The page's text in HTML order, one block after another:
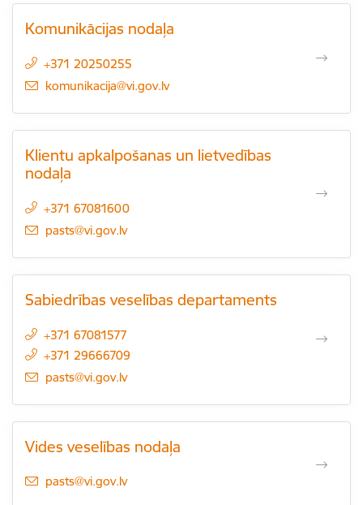
Komunikācijas nodaļa
+371 20250255
E-pasts:
komunikacija@vi.gov.lv
Klientu apkalpošanas un lietvedības
nodaļa
+371 67081600
E-pasts:
pasts@vi.gov.lv
Sabiedrības veselības departaments
+371 67081577
+371 29666709
E-pasts:
pasts@vi.gov.lv
Vides veselības nodaļa
E-pasts:
pasts@vi.gov.lv